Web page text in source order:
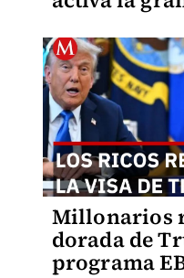
Millonarios
dorada de
programa